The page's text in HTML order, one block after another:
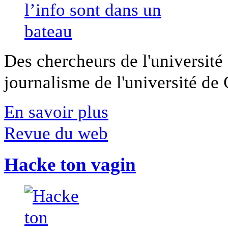
Des chercheurs de
journalisme de l'université
En savoir plus
Revue du web
Hacke ton vagin